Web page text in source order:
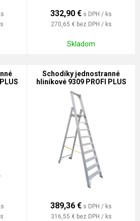
332,90 € s DPH / ks
270,65 € bez DPH / ks
Skladom
Schodíky jednostranné
hliníkové 9309 PROFI PLUS
389,36 € s DPH / ks
316,55 € bez DPH / ks